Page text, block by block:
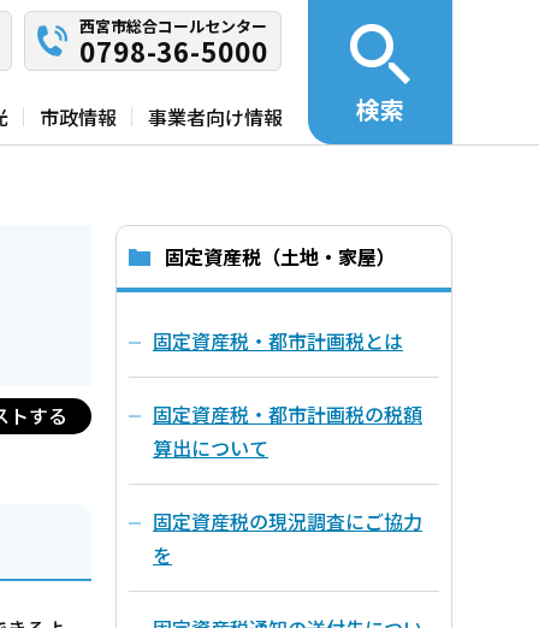
西宮市総合コールセンター
0798-36-5000
市政情報 事業者向け情報 検索
トする
固定資産税（土地・家屋）
固定資産税・都市計画税とは
固定資産税・都市計画税の税額
算出について
固定資産税の現況調査にご協力
を